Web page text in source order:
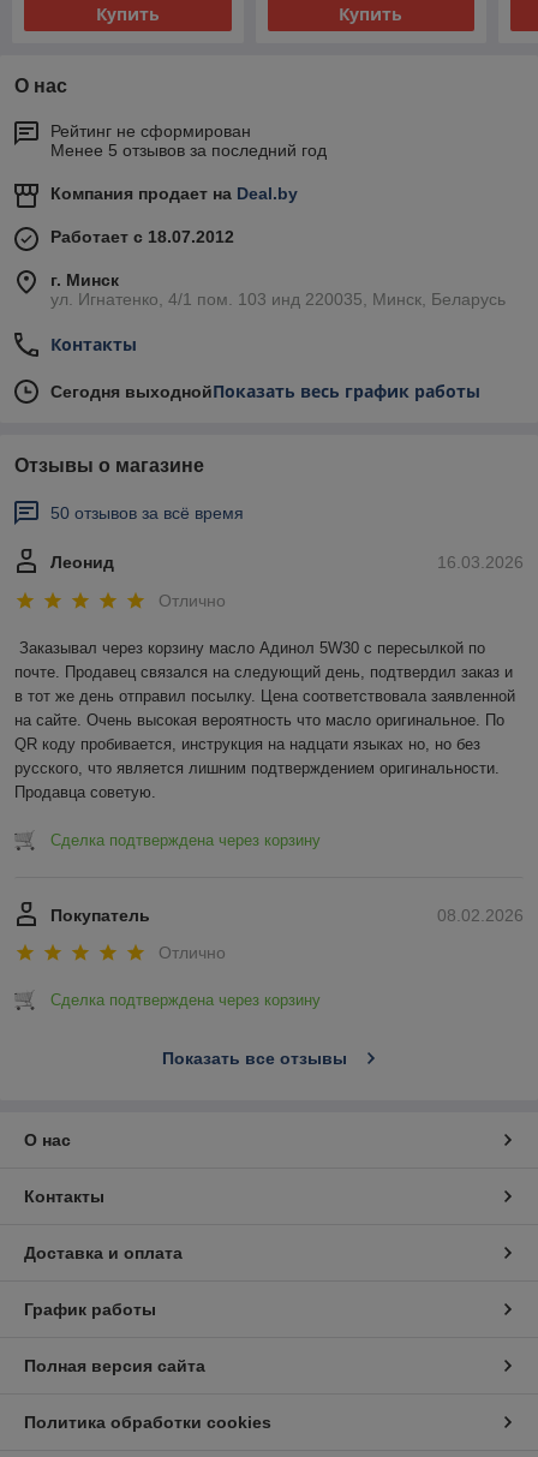
Купить Купить
О нас
Рейтинг не сформирован
Менее 5 отзывов за последний год
Компания продает на Deal.by
Работает с 18.07.2012
г. Минск
ул. Игнатенко, 4/1 пом. 103 инд 220035, Минск, Беларусь
Контакты
Сегодня выходнойПоказать весь график работы
Отзывы о магазине
50 отзывов за всё время
16.03.2026
Леонид
Отлично
Заказывал через корзину масло Адинол 5W30 с пересылкой по
почте. Продавец связался на следующий день, подтвердил заказ и
в тот же день отправил посылку. Цена соответствовала заявленной
на сайте. Очень высокая вероятность что масло оригинальное. По
QR коду пробивается, инструкция на надцати языках но, но без
русского, что является лишним подтверждением оригинальности.
Продавца советую.
Сделка подтверждена через корзину
08.02.2026
Покупатель
Отлично
Сделка подтверждена через корзину
Показать все отзывы
О нас
Контакты
Доставка и оплата
График работы
Полная версия сайта
Политика обработки cookies